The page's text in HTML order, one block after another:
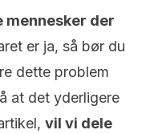
mennesker der
er ja, så bør du
dette problem
at det yderligere
vil vi dele